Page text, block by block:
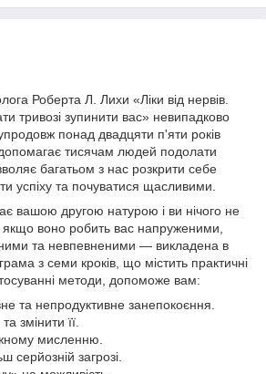
Роберта Л. Лихи «Ліки від нервів.
тривозі зупинити вас» невипадково
понад двадцяти п'яти років
тисячам людей подолати
багатьом з нас розкрити себе
успіху та почуватися щасливими.
вашою другою натурою і ви нічого не
воно робить вас напруженими,
та невпевненими — викладена в
з семи кроків, що містить практичні
методи, допоможе вам:
та непродуктивне занепокоєння.
змінити її.
мисленню.
серйозній загрозі.